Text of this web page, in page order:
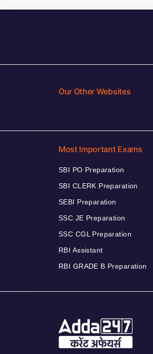
Our Other Websites
Most Important Exams
SBI PO Preparation
SBI CLERK Preparation
SEBI Preparation
SSC JE Preparation
SSC CGL Preparation
RBI Assistant
RBI GRADE B Preparation